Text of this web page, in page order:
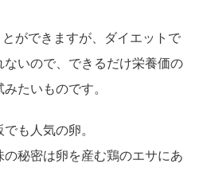
ができますが、ダイエットで
いので、できるだけ栄養価の
たいものです。
も人気の卵。
秘密は卵を産む鶏のエサにあ